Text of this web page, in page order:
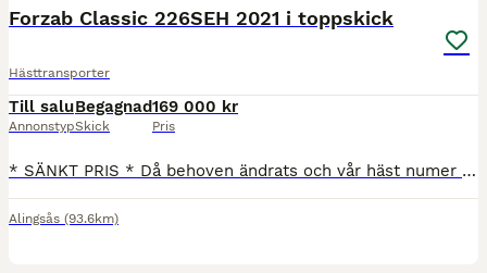
Forzab Classic 226SEH 2021 i toppskick
Hästtransporter
Till salu
Annonstyp
Begagnad
Skick
169 000 kr
Pris
* SÄNKT PRIS * Då behoven ändrats och vår häst numer transporteras endast sällan erbjuder jag denna fina vagn som jag köpte ny från Klippansläp 2021. En transport utöver det vanliga som går fantastiskt stadigt på vägen. - Totalvikt 1900 kg, lastvikt 950 kg - Årsmodell 2021 - Sadelkammare och klädkammare - Broddmattor båda sidor - Dubbade vinterdäck på lättmetallfälgar - D
Alingsås (93.6km)